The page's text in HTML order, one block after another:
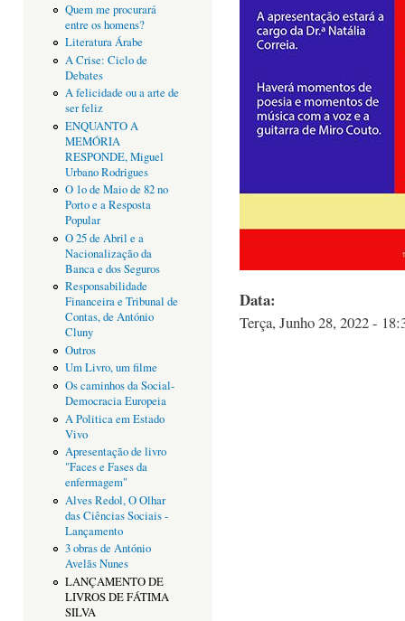
Quem me procurará
entre os homens?
Literatura Árabe
A Crise: Ciclo de
Debates
A felicidade ou a arte de
ser feliz
ENQUANTO A
MEMÓRIA
RESPONDE, Miguel
Urbano Rodrigues
O 1o de Maio de 82 no
Porto e a Resposta
Popular
O 25 de Abril e a
Nacionalização da
Banca e dos Seguros
Responsabilidade
Financeira e Tribunal de
Contas, de António
Cluny
Outros
Um Livro, um filme
Os caminhos da Social-
Democracia Europeia
A Politica em Estado
Vivo
Apresentação de livro
"Faces e Fases da
enfermagem"
Alves Redol, O Olhar
das Ciências Sociais -
Lançamento
3 obras de António
Avelãs Nunes
LANÇAMENTO DE
LIVROS DE FÁTIMA
SILVA
Data:
Terça, Junho 28, 2022 -